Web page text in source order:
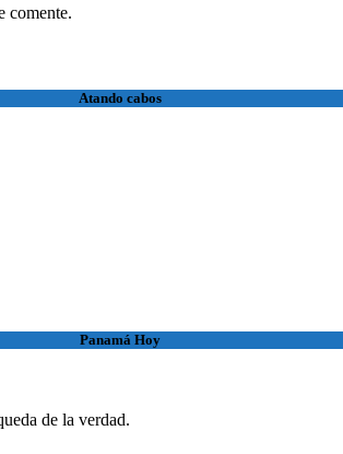
comente.
Atando cabos
Panamá Hoy
de la verdad.